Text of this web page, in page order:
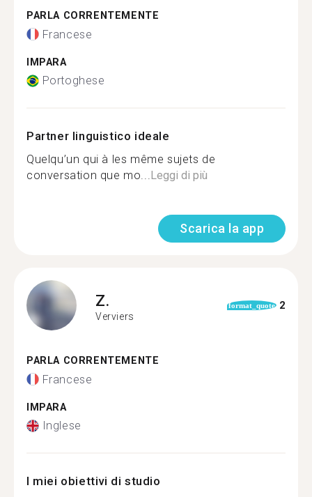
PARLA CORRENTEMENTE
Francese
IMPARA
Portoghese
Partner linguistico ideale
Quelqu’un qui à les même sujets de
conversation que mo...Leggi di più
Scarica la app
Z.
Verviers
format_quote 2
PARLA CORRENTEMENTE
Francese
IMPARA
Inglese
I miei obiettivi di studio